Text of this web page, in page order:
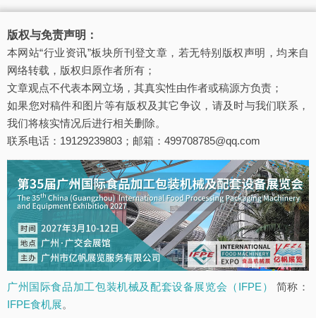
版权与免责声明：
本网站“行业资讯”板块所刊登文章，若无特别版权声明，均来自
网络转载，版权归原作者所有；
文章观点不代表本网立场，其真实性由作者或稿源方负责；
如果您对稿件和图片等有版权及其它争议，请及时与我们联系，
我们将核实情况后进行相关删除。
联系电话：19129239803；邮箱：499708785@qq.com
广州国际食品加工包装机械及配套设备展览会（IFPE）
简称：
IFPE食机展。